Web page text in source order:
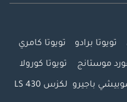
تويوتا برادو تويوتا كامري
موستانج تويوتا كورولا
باجيرو لكزس LS 430